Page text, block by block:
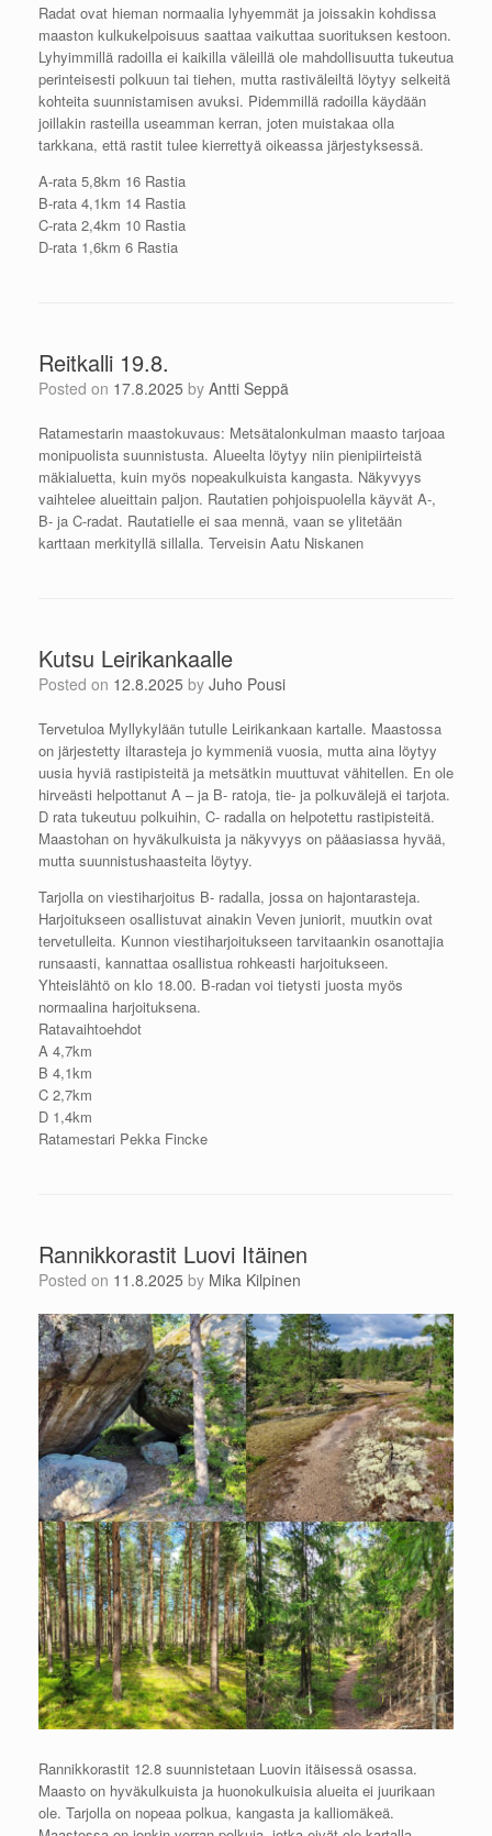
Radat ovat hieman normaalia lyhyemmät ja joissakin kohdissa
maaston kulkukelpoisuus saattaa vaikuttaa suorituksen kestoon.
Lyhyimmillä radoilla ei kaikilla väleillä ole mahdollisuutta tukeutua
perinteisesti polkuun tai tiehen, mutta rastiväleiltä löytyy selkeitä
kohteita suunnistamisen avuksi. Pidemmillä radoilla käydään
joillakin rasteilla useamman kerran, joten muistakaa olla
tarkkana, että rastit tulee kierrettyä oikeassa järjestyksessä.
A-rata 5,8km 16 Rastia
B-rata 4,1km 14 Rastia
C-rata 2,4km 10 Rastia
D-rata 1,6km 6 Rastia
Reitkalli 19.8.
Posted on 17.8.2025 by Antti Seppä
Ratamestarin maastokuvaus: Metsätalonkulman maasto tarjoaa
monipuolista suunnistusta. Alueelta löytyy niin pienipiirteistä
mäkialuetta, kuin myös nopeakulkuista kangasta. Näkyvyys
vaihtelee alueittain paljon. Rautatien pohjoispuolella käyvät A-,
B- ja C-radat. Rautatielle ei saa mennä, vaan se ylitetään
karttaan merkityllä sillalla. Terveisin Aatu Niskanen
Kutsu Leirikankaalle
Posted on 12.8.2025 by Juho Pousi
Tervetuloa Myllykylään tutulle Leirikankaan kartalle. Maastossa
on järjestetty iltarasteja jo kymmeniä vuosia, mutta aina löytyy
uusia hyviä rastipisteitä ja metsätkin muuttuvat vähitellen. En ole
hirveästi helpottanut A – ja B- ratoja, tie- ja polkuvälejä ei tarjota.
D rata tukeutuu polkuihin, C- radalla on helpotettu rastipisteitä.
Maastohan on hyväkulkuista ja näkyvyys on pääasiassa hyvää,
mutta suunnistushaasteita löytyy.
Tarjolla on viestiharjoitus B- radalla, jossa on hajontarasteja.
Harjoitukseen osallistuvat ainakin Veven juniorit, muutkin ovat
tervetulleita. Kunnon viestiharjoitukseen tarvitaankin osanottajia
runsaasti, kannattaa osallistua rohkeasti harjoitukseen.
Yhteislähtö on klo 18.00. B-radan voi tietysti juosta myös
normaalina harjoituksena.
Ratavaihtoehdot
A 4,7km
B 4,1km
C 2,7km
D 1,4km
Ratamestari Pekka Fincke
Rannikkorastit Luovi Itäinen
Posted on 11.8.2025 by Mika Kilpinen
Rannikkorastit 12.8 suunnistetaan Luovin itäisessä osassa.
Maasto on hyväkulkuista ja huonokulkuisia alueita ei juurikaan
ole. Tarjolla on nopeaa polkua, kangasta ja kalliomäkeä.